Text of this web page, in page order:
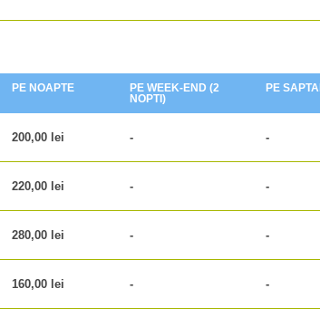
PE NOAPTE
PE WEEK-END (2
NOPTI)
PE
200,00 lei - -
220,00 lei - -
280,00 lei - -
160,00 lei - -